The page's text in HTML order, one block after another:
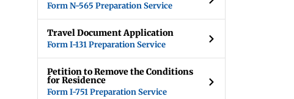
Form N-565 Preparation Service
Travel Document Application
Form I-131 Preparation Service
Petition to Remove the Conditions
for Residence
Form I-751 Preparation Service